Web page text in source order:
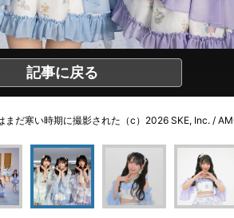
記事に戻る
まだ寒い時期に撮影された（c）2026 SKE, Inc. /